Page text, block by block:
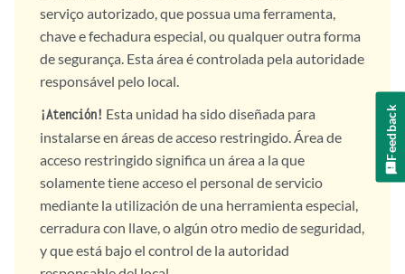
serviço autorizado, que possua uma ferramenta,
chave e fechadura especial, ou qualquer outra forma
de segurança. Esta área é controlada pela autoridade
responsável pelo local.
¡Atención! Esta unidad ha sido diseñada para
instalarse en áreas de acceso restringido. Área de
acceso restringido significa un área a la que
solamente tiene acceso el personal de servicio
mediante la utilización de una herramienta especial,
cerradura con llave, o algún otro medio de seguridad,
y que está bajo el control de la autoridad
Feedback